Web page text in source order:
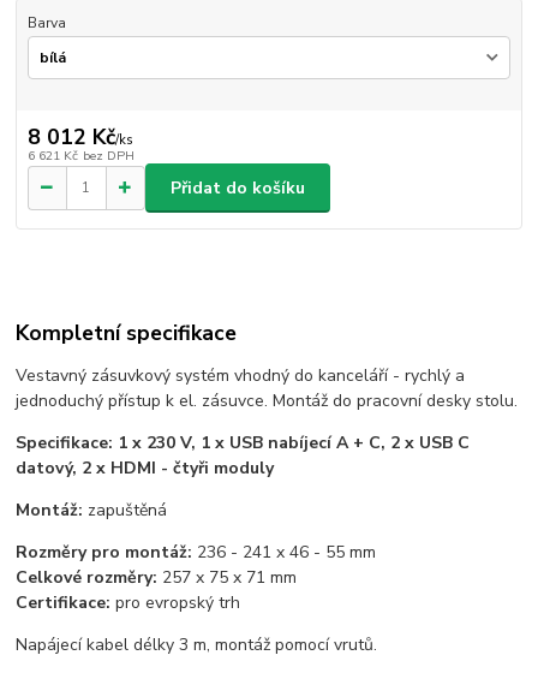
Barva
8 012 Kč/ks
6 621 Kč bez DPH
Přidat do košíku
Kompletní specifikace
Vestavný zásuvkový systém vhodný do kanceláří - rychlý a
jednoduchý přístup k el. zásuvce. Montáž do pracovní desky stolu.
Specifikace: 1 x 230 V, 1 x USB nabíjecí A + C, 2 x USB C
datový, 2 x HDMI - čtyři moduly
Montáž: zapuštěná
Rozměry pro montáž: 236 - 241 x 46 - 55 mm
Celkové rozměry: 257 x 75 x 71 mm
Certifikace: pro evropský trh
Napájecí kabel délky 3 m, montáž pomocí vrutů.